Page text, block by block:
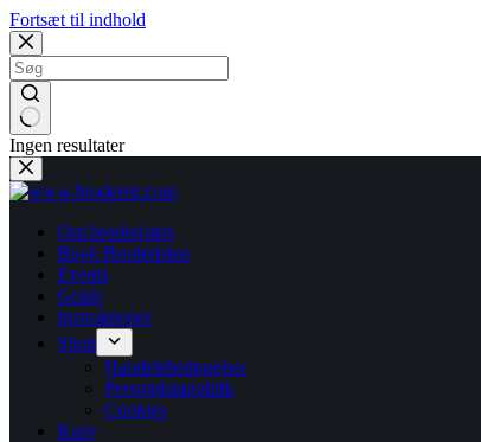
Fortsæt til indhold
Ingen resultater
Om broderisten
Book Broderisten
Events
Gratis
Instruktioner
Shop
Handelsbetingelser
Persondatapolitik
Cookies
Kurv